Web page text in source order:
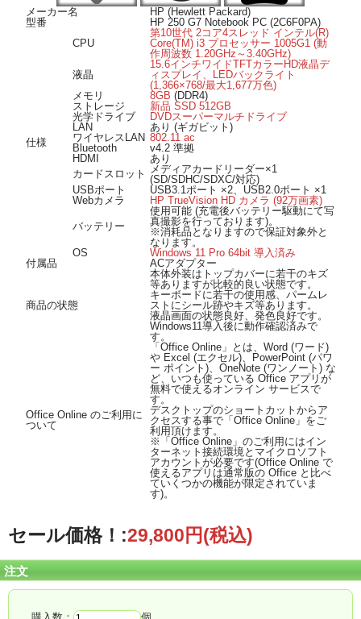
メディアカードリーダー搭載、SDカードメディアの読み書きが可能です。
メーカー名
HP (Hewlett Packard)
型番
HP 250 G7 Notebook PC (2C6F0PA)
仕様
CPU
第10世代 2コア4スレッド インテル(R)
Core(TM) i3 プロセッサー 1005G1 (動
作周波数 1.20GHz～3.40GHz)
液晶
15.6インチワイドTFTカラーHD液晶デ
ィスプレイ、LEDバックライト
(1,366×768/最大1,677万色)
メモリ
8GB (DDR4)
ストレージ
新品 SSD 512GB
光学ドライブ
DVDスーパーマルチドライブ
LAN
あり (ギガビット)
ワイヤレスLAN 802.11 ac
Bluetooth
v4.2 準拠
HDMI
あり
カードスロット
メディアカードリーダー×1
(SD/SDHC/SDXC/対応)
USBポート
USB3.1ポート ×2、USB2.0ポート ×1
Webカメラ
HP TrueVision HD カメラ (92万画素)
バッテリー
使用可能 (充電後バッテリー駆動にて写
真撮影を行っております)。
※消耗品となりますので保証対象外と
なります。
OS
Windows 11 Pro 64bit 導入済み
付属品
ACアダプター
商品の状態
本体外装はトップカバーに若干のキズ
等ありますが比較的良い状態です。
キーボードに若干の使用感、パームレ
ストにシール跡やキズ等あります。
液晶画面の状態良好、発色良好です。
Windows11導入後に動作確認済みで
す。
Office Online のご利用に
ついて
「Office Online」とは、Word (ワード)
や Excel (エクセル)、PowerPoint (パワ
ー ポイント)、OneNote (ワンノート) な
ど、いつも使っている Office アプリが
無料で使えるオンライン サービスで
す。
デスクトップのショートカットからア
クセスする事で「Office Online」をご
利用頂けます。
※「Office Online」のご利用にはイン
ターネット接続環境とマイクロソフト
アカウントが必要です(Office Online で
使えるアプリは通常版の Office と比べ
ていくつかの機能が限定されていま
す)。
セール価格！:29,800円(税込)
注文